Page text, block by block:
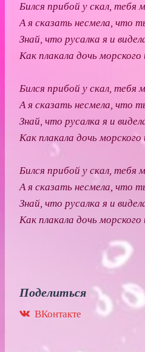
Бился прибой у скал, тебя
А я сказать несмела, что
Знай, что русалка я и
Как плакала дочь морского
Бился прибой у скал, тебя
А я сказать несмела, что
Знай, что русалка я и
Как плакала дочь морского
Бился прибой у скал, тебя
А я сказать несмела, что
Знай, что русалка я и
Как плакала дочь морского
Поделиться
ВКонтакте